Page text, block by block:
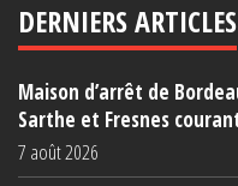
DERNIERS ARTICLES
Maison d’arrêt de
Sarthe et Fresnes
7 août 2026